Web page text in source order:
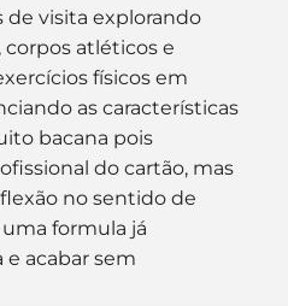
visita explorando
atléticos e
físicos em
as características
bacana pois
do cartão, mas
no sentido de
formula já
acabar sem